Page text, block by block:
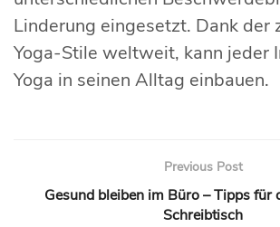
Linderung eingesetzt. Dank der
Yoga-Stile weltweit, kann jeder
Yoga in seinen Alltag einbauen.
Previous Post
Gesund bleiben im Büro – Tipps für
Schreibtisch